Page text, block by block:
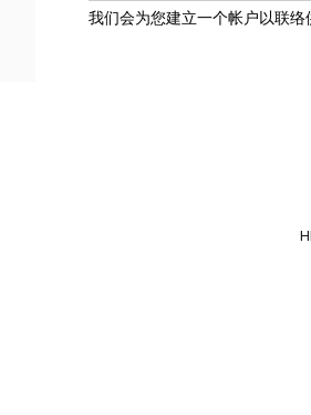
我们会为您建立一个帐户以联